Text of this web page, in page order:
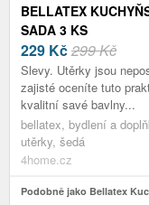
BELLATEX
SADA 3 KS
229 Kč299 Kč
Slevy. Utěrky jsou
zajisté oceníte tuto
kvalitní savé bavlny...
bellatex, bydlení a
utěrky, šedá
4home.cz
Podobně jako Bellatex